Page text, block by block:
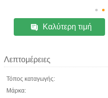
Καλύτερη τιμή
Λεπτομέρειες
Τόπος καταγωγής:
Μάρκα: